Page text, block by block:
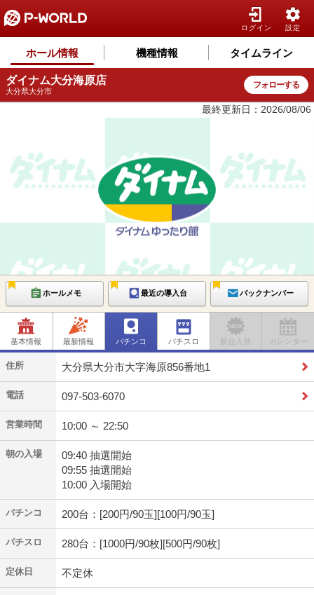
ログイン 設定
ホール情報 機種情報 タイムライン
ダイナム大分海原店
大分県大分市
フォローする
最終更新日：2026/08/06
ホールメモ 最近の導入台 バックナンバー
基本情報 最新情報 パチンコ パチスロ 新台入替 カレンダー
住所 大分県大分市大字海原856番地1
電話 097-503-6070
営業時間 10:00 ～ 22:50
朝の入場
09:40 抽選開始
09:55 抽選開始
10:00 入場開始
パチンコ 200台：[200円/90玉][100円/90玉]
パチスロ 280台：[1000円/90枚][500円/90枚]
定休日 不定休